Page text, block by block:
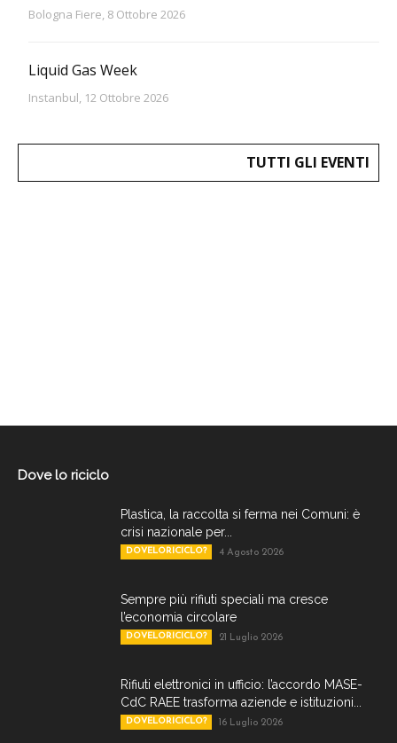
Bologna Fiere, 8 Ottobre 2026
Liquid Gas Week
Instanbul, 12 Ottobre 2026
TUTTI GLI EVENTI
Dove lo riciclo
Plastica, la raccolta si ferma nei Comuni: è
crisi nazionale per...
DOVELORICICLO? 4 Agosto 2026
Sempre più rifiuti speciali ma cresce
l’economia circolare
DOVELORICICLO? 21 Luglio 2026
Rifiuti elettronici in ufficio: l’accordo MASE-
CdC RAEE trasforma aziende e istituzioni...
DOVELORICICLO? 16 Luglio 2026